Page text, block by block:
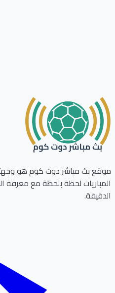
بث مباشر دوت كوم هو وجهتك
لحظة بلحظة مع معرفة